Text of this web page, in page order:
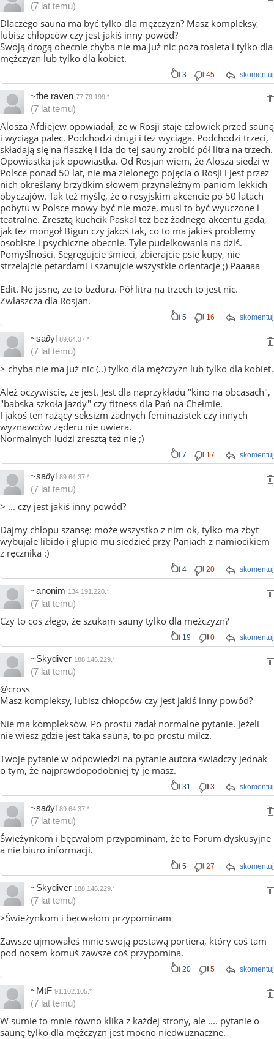
(7 lat temu)
Dlaczego sauna ma być tylko dla mężczyzn? Masz kompleksy,
lubisz chłopców czy jest jakiś inny powód?
Swoją drogą obecnie chyba nie ma już nic poza toaleta i tylko dla
mężczyzn lub tylko dla kobiet.
skomentuj
3 45
~the raven 77.79.199.*
(7 lat temu)
Alosza Afdiejew opowiadał, że w Rosji staje człowiek przed sauną
i wyciąga palec. Podchodzi drugi i też wyciąga. Podchodzi trzeci,
składają się na flaszkę i ida do tej sauny zrobić pół litra na trzech.
Opowiastka jak opowiastka. Od Rosjan wiem, że Alosza siedzi w
Polsce ponad 50 lat, nie ma zielonego pojęcia o Rosji i jest przez
nich określany brzydkim słowem przynależnym paniom lekkich
obyczajów. Tak też myślę, że o rosyjskim akcencie po 50 latach
pobytu w Polsce mowy być nie może, musi to być wyuczone i
teatralne. Zresztą kuchcik Paskal też bez żadnego akcentu gada,
jak tez mongoł Bigun czy jakoś tak, co to ma jakieś problemy
osobiste i psychiczne obecnie. Tyle pudelkowania na dziś.
Pomyślności. Segregujcie śmieci, zbierajcie psie kupy, nie
strzelajcie petardami i szanujcie wszystkie orientacje ;) Paaaaa
Edit. No jasne, ze to bzdura. Pół litra na trzech to jest nic.
Zwłaszcza dla Rosjan.
skomentuj
5 16
~sa∂yl 89.64.37.*
(7 lat temu)
> chyba nie ma już nic (..) tylko dla mężczyzn lub tylko dla kobiet.
Ależ oczywiście, że jest. Jest dla naprzykładu "kino na obcasach",
"babska szkoła jazdy" czy fitness dla Pań na Chełmie.
I jakoś ten rażący seksizm żadnych feminazistek czy innych
wyznawców żęderu nie uwiera.
Normalnych ludzi zresztą też nie ;)
skomentuj
7 17
~sa∂yl 89.64.37.*
(7 lat temu)
> ... czy jest jakiś inny powód?
Dajmy chłopu szansę: może wszystko z nim ok, tylko ma zbyt
wybujałe libido i głupio mu siedzieć przy Paniach z namiocikiem
z ręcznika :)
skomentuj
4 20
~anonim 134.191.220.*
(7 lat temu)
Czy to coś złego, że szukam sauny tylko dla mężczyzn?
skomentuj
19 0
~Skydiver 188.146.229.*
(7 lat temu)
@cross
Masz kompleksy, lubisz chłopców czy jest jakiś inny powód?
Nie ma kompleksów. Po prostu zadał normalne pytanie. Jeżeli
nie wiesz gdzie jest taka sauna, to po prostu milcz.
Twoje pytanie w odpowiedzi na pytanie autora świadczy jednak
o tym, że najprawdopodobniej ty je masz.
skomentuj
31 3
~sa∂yl 89.64.37.*
(7 lat temu)
Świeżynkom i bęcwałom przypominam, że to Forum dyskusyjne
a nie biuro informacji.
skomentuj
5 27
~Skydiver 188.146.229.*
(7 lat temu)
>Świeżynkom i bęcwałom przypominam
Zawsze ujmowałeś mnie swoją postawą portiera, który coś tam
pod nosem komuś zawsze coś przypomina.
skomentuj
20 5
~MtF 91.102.105.*
(7 lat temu)
W sumie to mnie równo klika z każdej strony, ale .... pytanie o
saunę tylko dla mężczyzn jest mocno niedwuznaczne.